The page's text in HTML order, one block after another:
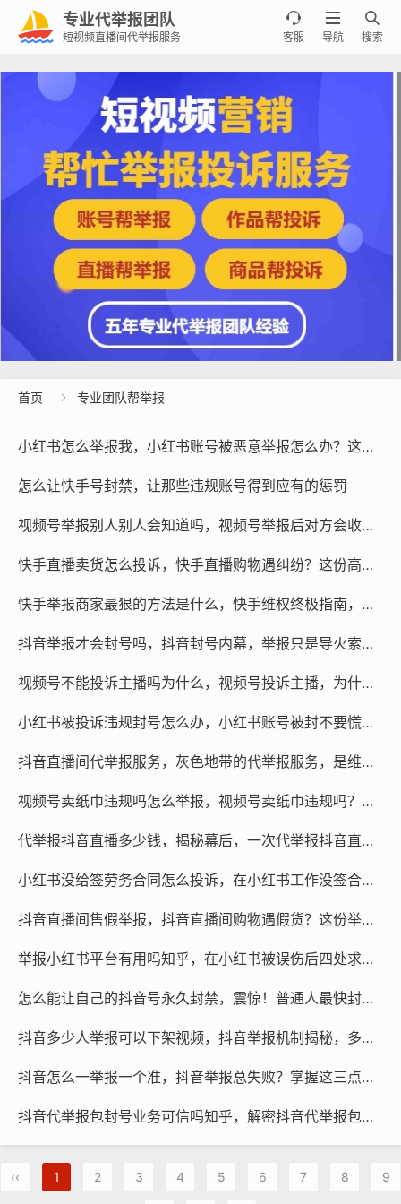
专业代举报团队
短视频直播间代举报服务

搜索

导航

客服
首页  专业团队帮举报
小红书怎么举报我，小红书账号被恶意举报怎么办？这份自救指南请收好
怎么让快手号封禁，让那些违规账号得到应有的惩罚
视频号举报别人别人会知道吗，视频号举报后对方会收到通知吗？一篇讲透平台的隐私保护规则
快手直播卖货怎么投诉，快手直播购物遇纠纷？这份高效投诉指南请收好
快手举报商家最狠的方法是什么，快手维权终极指南，那个让违规商家闻风丧胆的方法
抖音举报才会封号吗，抖音封号内幕，举报只是导火索，真相远比你想的复杂
视频号不能投诉主播吗为什么，视频号投诉主播，为什么你的举报总没反馈？
小红书被投诉违规封号怎么办，小红书账号被封不要慌，这3步让你有序应对
抖音直播间代举报服务，灰色地带的代举报服务，是维权捷径还是流量暗战？
视频号卖纸巾违规吗怎么举报，视频号卖纸巾违规吗？警惕无货源模式风险及举报流程全解析
代举报抖音直播多少钱，揭秘幕后，一次代举报抖音直播服务究竟需要多少钱？
小红书没给签劳务合同怎么投诉，在小红书工作没签合同还被优化？别慌，这样投诉最管用
抖音直播间售假举报，抖音直播间购物遇假货？这份举报维权指南请收好，必要时可寻求专业团队协助
举报小红书平台有用吗知乎，在小红书被误伤后四处求助，举报到底有没有用？
怎么能让自己的抖音号永久封禁，震惊！普通人最快封号的终极方法，建议立刻收藏
抖音多少人举报可以下架视频，抖音举报机制揭秘，多少人能让违规视频下架？
抖音怎么一举报一个准，抖音举报总失败？掌握这三点核心逻辑，一举报一个准
抖音代举报包封号业务可信吗知乎，解密抖音代举报包封号业务，是灰色地带的捷径还是深不见底的陷阱？
‹‹ 1 2 3 4 5 6 7 8 9